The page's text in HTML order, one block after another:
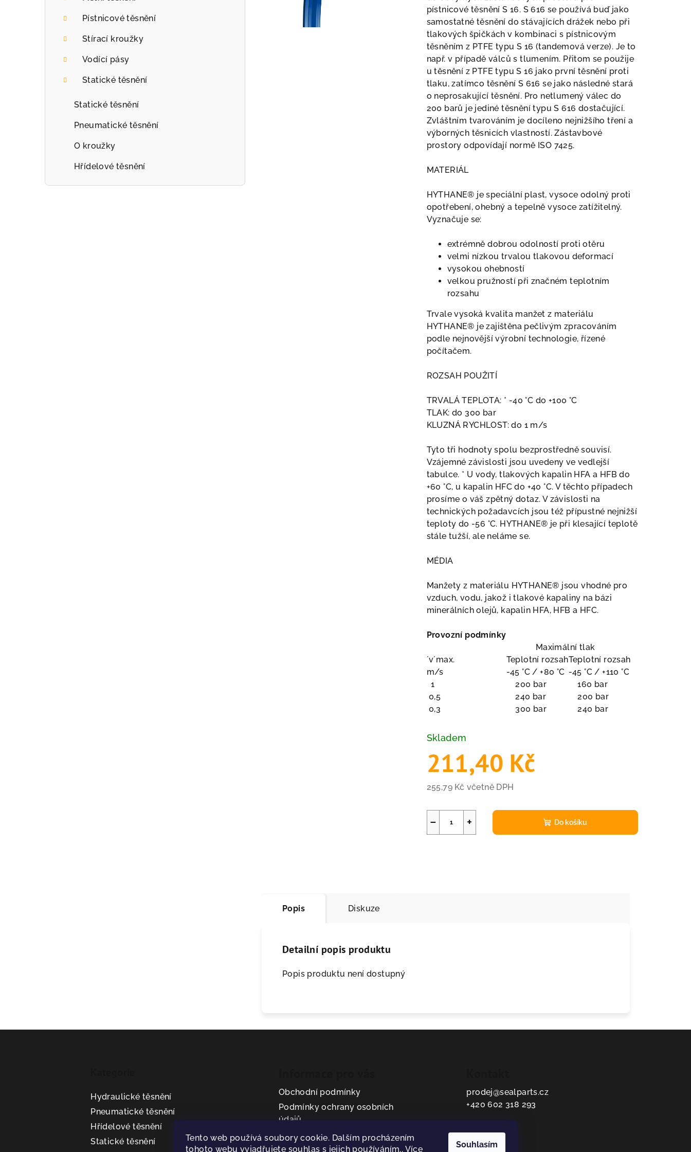
Tento web používá soubory cookie. Dalším procházením
tohoto webu vyjadřujete souhlas s jejich používáním.. Více
Souhlasím
l
Pístnicové těsnění
Stírací kroužky
Vodící pásy
Statické těsnění
Statické těsnění
Pneumatické těsnění
O kroužky
Hřídelové těsnění
pístnicové těsnění S 16. S 616 se používá buď jako
samostatné těsnění do stávajících drážek nebo při
tlakových špičkách v kombinaci s pístnicovým
těsněním z PTFE typu S 16 (tandemová verze). Je to
např. v případě válců s tlumením. Přitom se použije
u těsnění z PTFE typu S 16 jako první těsnění proti
tlaku, zatímco těsnění S 616 se jako následné stará
o neprosakující těsnění. Pro netlumený válec do
200 barů je jediné těsnění typu S 616 dostačující.
Zvláštním tvarováním je docíleno nejnižšího tření a
výborných těsnicích vlastností. Zástavbové
prostory odpovídají normě ISO 7425.
MATERIÁL
HYTHANE® je speciální plast, vysoce odolný proti
opotřebení, ohebný a tepelně vysoce zatížitelný.
Vyznačuje se:
extrémně dobrou odolností proti otěru
velmi nízkou trvalou tlakovou deformací
vysokou ohebností
velkou pružností při značném teplotním
rozsahu
Trvale vysoká kvalita manžet z materiálu
HYTHANE® je zajištěna pečlivým zpracováním
podle nejnovější výrobní technologie, řízené
počítačem.
ROZSAH POUŽITÍ
TRVALÁ TEPLOTA: * -40 °C do +100 °C
TLAK: do 300 bar
KLUZNÁ RYCHLOST: do 1 m/s
Tyto tři hodnoty spolu bezprostředně souvisí.
Vzájemné závislosti jsou uvedeny ve vedlejší
tabulce. * U vody, tlakových kapalin HFA a HFB do
+60 °C, u kapalin HFC do +40 °C. V těchto případech
prosíme o váš zpětný dotaz. V závislosti na
technických požadavcích jsou též přípustné nejnižší
teploty do -56 °C. HYTHANE® je při klesající teplotě
stále tužší, ale neláme se.
MÉDIA
Manžety z materiálu HYTHANE® jsou vhodné pro
vzduch, vodu, jakož i tlakové kapaliny na bázi
minerálních olejů, kapalin HFA, HFB a HFC.
Provozní podmínky
Maximální tlak
´v´max.
Teplotní rozsahTeplotní rozsah
m/s
-45 °C / +80 °C -45 °C / +110 °C
1
200 bar
160 bar
0,5
240 bar
200 bar
0,3
300 bar 240 bar
Skladem
211,40 Kč
255,79 Kč včetně DPH
cena:
+
− Do košíku
Popis Diskuze
Detailní popis produktu
Popis produktu není dostupný
Hydraulické těsnění
Pneumatické těsnění
Hřídelové těsnění
Statické těsnění
Obchodní podmínky
Podmínky ochrany osobních
údajů
prodej@sealparts.cz
+420 602 318 293